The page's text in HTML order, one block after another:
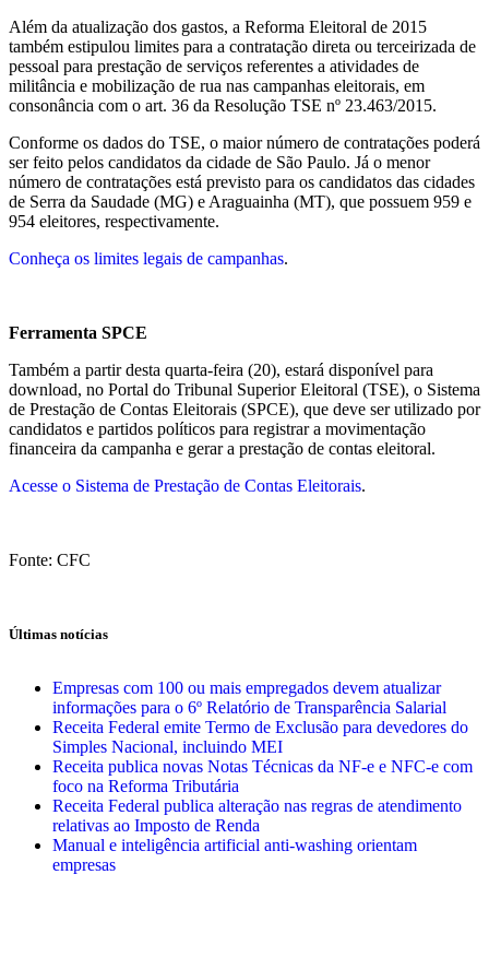
Além da atualização dos gastos, a Reforma Eleitoral de 2015
também estipulou limites para a contratação direta ou terceirizada de
pessoal para prestação de serviços referentes a atividades de
militância e mobilização de rua nas campanhas eleitorais, em
consonância com o art. 36 da Resolução TSE nº 23.463/2015.
Conforme os dados do TSE, o maior número de contratações poderá
ser feito pelos candidatos da cidade de São Paulo. Já o menor
número de contratações está previsto para os candidatos das cidades
de Serra da Saudade (MG) e Araguainha (MT), que possuem 959 e
954 eleitores, respectivamente.
Conheça os limites legais de campanhas.
Ferramenta SPCE
Também a partir desta quarta-feira (20), estará disponível para
download, no Portal do Tribunal Superior Eleitoral (TSE), o Sistema
de Prestação de Contas Eleitorais (SPCE), que deve ser utilizado por
candidatos e partidos políticos para registrar a movimentação
financeira da campanha e gerar a prestação de contas eleitoral.
Acesse o Sistema de Prestação de Contas Eleitorais.
Fonte: CFC
Últimas notícias
Empresas com 100 ou mais empregados devem atualizar
informações para o 6º Relatório de Transparência Salarial
Receita Federal emite Termo de Exclusão para devedores do
Simples Nacional, incluindo MEI
Receita publica novas Notas Técnicas da NF-e e NFC-e com
foco na Reforma Tributária
Receita Federal publica alteração nas regras de atendimento
relativas ao Imposto de Renda
Manual e inteligência artificial anti-washing orientam
empresas